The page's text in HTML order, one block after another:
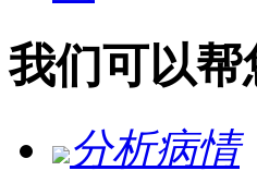
我们可以帮
分析病情